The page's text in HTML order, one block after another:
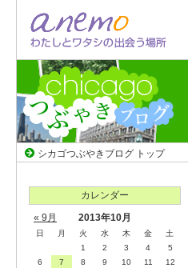
シカゴつぶやきブログ トップ
カレンダー
« 9月
2013年10月
日 月 火 水 木 金
土
1
2 3 4
5
6
7 8 9 10 11
12